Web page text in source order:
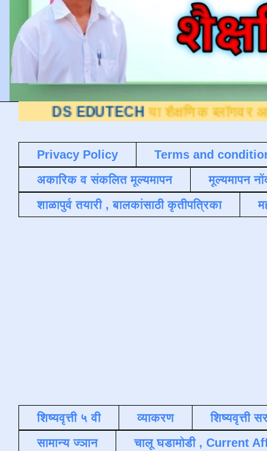
या शैक्षणिक ब्लॉगवर आपले स्वागत
Privacy Policy
Terms and
अकारिक व संकलित मूल्यमापन
मूल्यमापन
शाळापुर्व तयारी , बालकांसाठी कृतीपत्रिका
शिष्यवृत्ती ५ वी व्याकरण
शिष्यवृत्ती
सामान्य ज्ञान
चालू घडामोडी , Current